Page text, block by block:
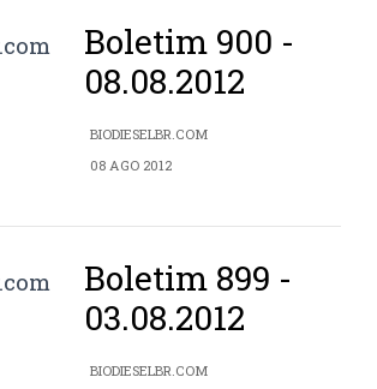
Boletim 900 -
08.08.2012
BIODIESELBR.COM
08 AGO 2012
Boletim 899 -
03.08.2012
BIODIESELBR.COM